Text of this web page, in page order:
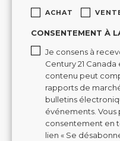
ACHAT
CONSENTEMENT À
Je consens à
Century 21
contenu peut
rapports de
bulletins
événements.
consentement en
lien « Se